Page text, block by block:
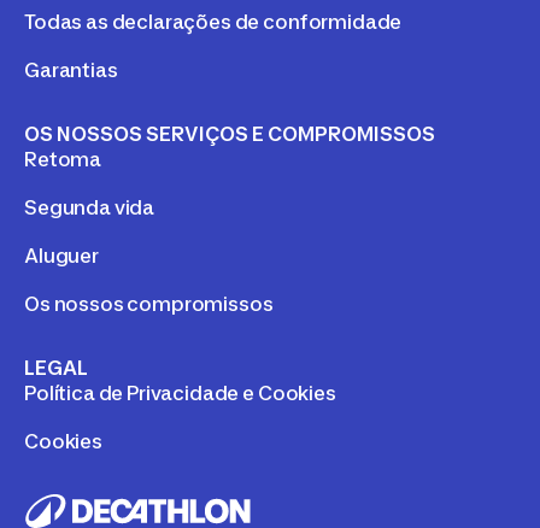
Todas as declarações de conformidade
Garantias
OS NOSSOS SERVIÇOS E COMPROMISSOS
Retoma
Segunda vida
Aluguer
Os nossos compromissos
LEGAL
Política de Privacidade e Cookies
Cookies